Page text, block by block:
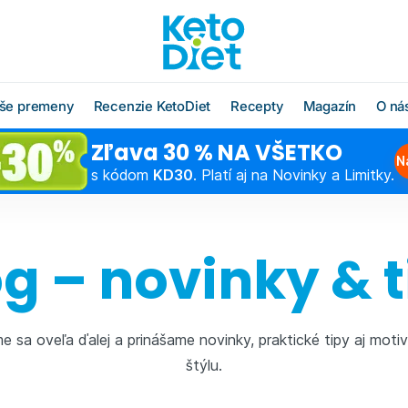
O radoch KetoDiet
Čo jesť po diéte
Schudnite s odborníkom
Vzorové jedálničky
Klub Moja KetoDiet
premeny Recenzie KetoDiet Recepty
Všetky recepty
Keto recepty (od 1. kroku
kroku diéty)
Magazín
Blog
Ako rýchlo
Ako začať
Chudnutie po
O
O značke
Náš tím
Hľadáme
partnerov
Kontakty
Zľava 30 % NA VŠETKO
s kódom KD30. Platí aj na Novinky a Limitky.
– novinky &
sa oveľa ďalej a prinášame novinky, praktické tipy aj
štýlu.